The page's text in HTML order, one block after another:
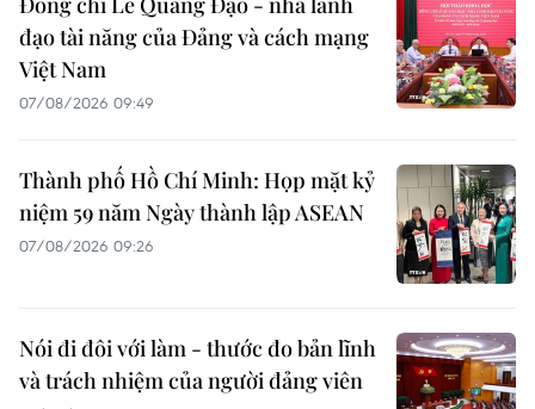
đạo tài năng của Đảng và cách mạng
Việt Nam
07/08/2026 09:49
Thành phố Hồ Chí Minh: Họp mặt kỷ
niệm 59 năm Ngày thành lập ASEAN
07/08/2026 09:26
Nói đi đôi với làm - thước đo bản lĩnh
và trách nhiệm của người đảng viên